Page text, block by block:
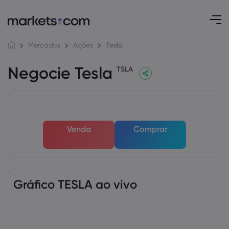
Mercados Ações Tesla
Negocie Tesla TSLA
Venda Comprar
Gráfico TESLA ao vivo